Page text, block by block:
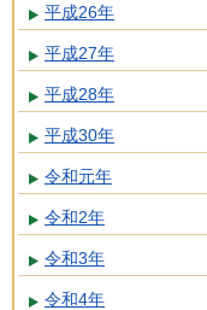
平成26年
平成27年
平成28年
平成30年
令和元年
令和2年
令和3年
令和4年